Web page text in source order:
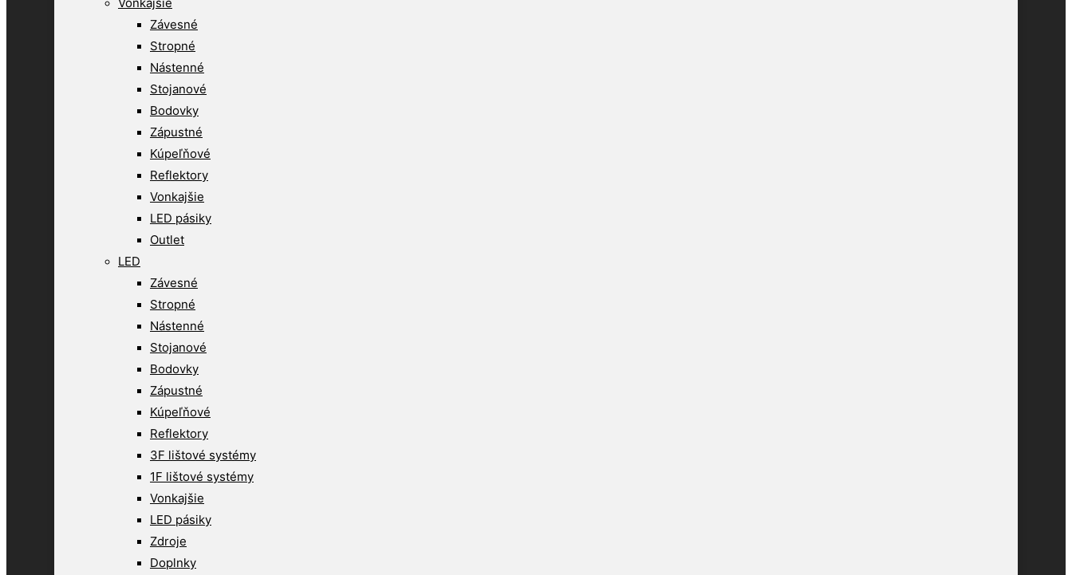
Závesné
Stropné
Nástenné
Stojanové
Bodovky
Zápustné
Kúpeľňové
Reflektory
Vonkajšie
LED pásiky
Outlet
LED
Závesné
Stropné
Nástenné
Stojanové
Bodovky
Zápustné
Kúpeľňové
Reflektory
3F lištové systémy
1F lištové systémy
Vonkajšie
LED pásiky
Zdroje
Doplnky